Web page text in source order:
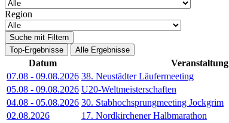
Region
Suche mit Filtern
Top-Ergebnisse
Alle Ergebnisse
Datum Veranstaltung
07.08 - 09.08.2026 38. Neustädter Läufermeeting
05.08 - 09.08.2026 U20-Weltmeisterschaften
04.08 - 05.08.2026 30. Stabhochsprungmeeting Jockgrim
02.08.2026
17. Nordkirchener Halbmarathon